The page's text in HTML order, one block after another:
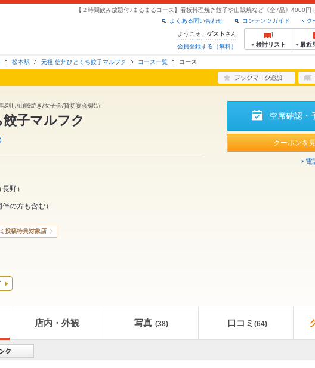
ク
コンテンツガイド
よくある問い合わせ
ようこそ、 ゲスト さん
会員登録する（無料）
検討リスト 最近
松本駅 元祖 信州ひとくち餃子マルフク コース一覧 コース
刺し/山賊焼き/女子会/貸切宴会/駅近
子マルフク
（長野）
の方も含む）
空席確認・
クーポンを
電
投稿特典対象店
店内・外観 写真 (38) 口コミ (64)